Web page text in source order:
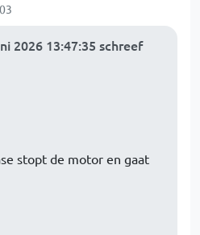
2026 13:47:35 schreef
stopt de motor en gaat